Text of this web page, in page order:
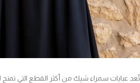
تُعد عبايات سمراء شيك من أكثر القطع التي تمنح